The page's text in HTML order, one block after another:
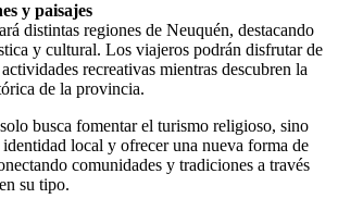
y paisajes
distintas regiones de Neuquén, destacando
y cultural. Los viajeros podrán disfrutar de
recreativas mientras descubren la
de la provincia.
busca fomentar el turismo religioso, sino
local y ofrecer una nueva forma de
comunidades y tradiciones a través
su tipo.